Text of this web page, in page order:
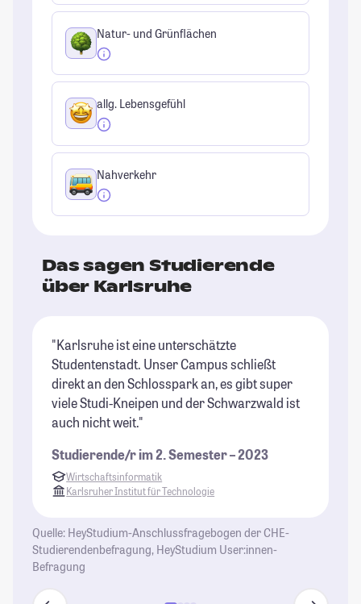
Natur- und Grünflächen
allg. Lebensgefühl
Nahverkehr
Das sagen Studierende
über Karlsruhe
"Karlsruhe ist eine unterschätzte
Studentenstadt. Unser Campus schließt
direkt an den Schlosspark an, es gibt super
viele Studi-Kneipen und der Schwarzwald ist
auch nicht weit."
Studierende/r im 2. Semester – 2023
Wirtschaftsinformatik
Karlsruher Institut für Technologie
Quelle: HeyStudium-Anschlussfragebogen der CHE-
Studierendenbefragung, HeyStudium User:innen-
Befragung